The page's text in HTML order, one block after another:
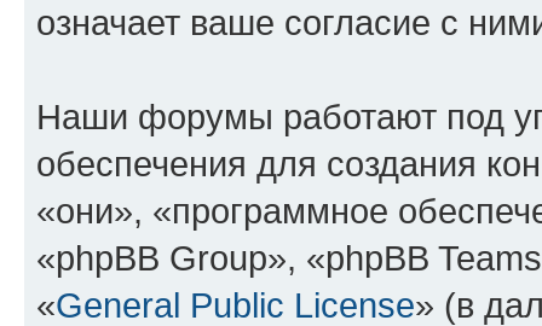
означает ваше согласие с
Наши форумы работают под
обеспечения для создания
«они», «программное
«phpBB Group», «phpBB
«General Public License» (в